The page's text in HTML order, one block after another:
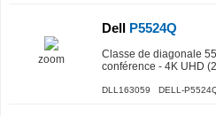
zoom
Dell P5524Q
Classe de diagonale
conférence - 4K UHD
DLL163059 DELL-